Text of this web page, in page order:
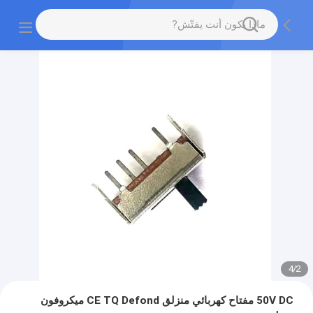
2
/
4
50V DC مفتاح كهربائي منزلق CE TQ Defond ميكروفون